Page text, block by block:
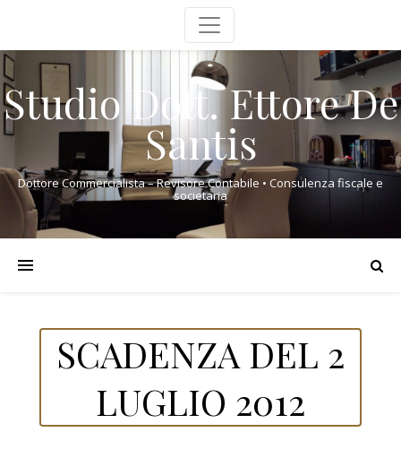
Studio Dott. Ettore De
Santis
Dottore Commercialista – Revisore Contabile • Consulenza fiscale e
societaria
SCADENZA DEL 2
LUGLIO 2012